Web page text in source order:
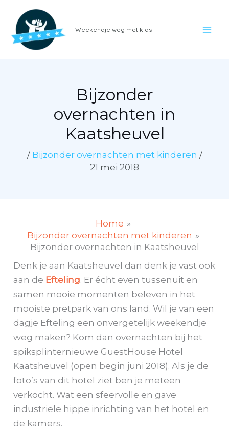
naar
de
inhoud
Weekendje weg met kids
Bijzonder
overnachten in
Kaatsheuvel
/ Bijzonder overnachten met kinderen /
21 mei 2018
Home
Bijzonder overnachten met kinderen
Bijzonder overnachten in Kaatsheuvel
Denk je aan Kaatsheuvel dan denk je vast ook
aan de Efteling. Er écht even tussenuit en
samen mooie momenten beleven in het
mooiste pretpark van ons land. Wil je van een
dagje Efteling een onvergetelijk weekendje
weg maken? Kom dan overnachten bij het
spiksplinternieuwe GuestHouse Hotel
Kaatsheuvel (open begin juni 2018). Als je de
foto’s van dit hotel ziet ben je meteen
verkocht. Wat een sfeervolle en gave
industriële hippe inrichting van het hotel en
de kamers.